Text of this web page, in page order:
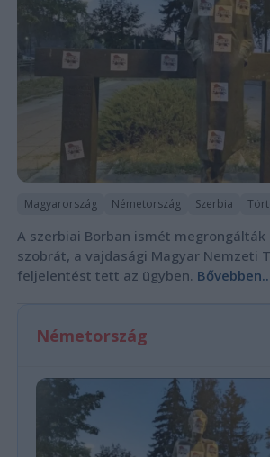
Magyarország Németország Szerbia
A szerbiai Borban ismét megrongálták
szobrát, a vajdasági Magyar Nemzeti
feljelentést tett az ügyben.
Németország